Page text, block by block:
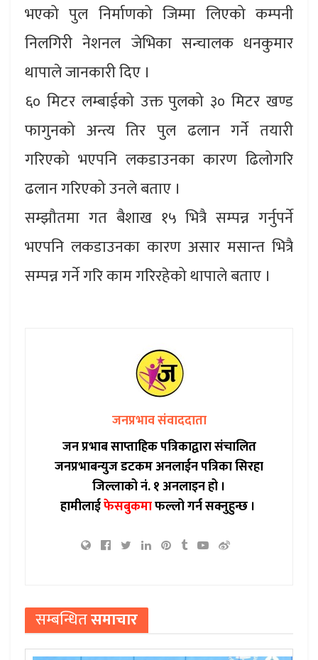
भएको पुल निर्माणको जिम्मा लिएको कम्पनी
निलगिरी नेशनल जेभिका सन्चालक धनकुमार
थापाले जानकारी दिए ।
६० मिटर लम्बाईको उक्त पुलको ३० मिटर खण्ड
फागुनको अन्त्य तिर पुल ढलान गर्ने तयारी
गरिएको भएपनि लकडाउनका कारण ढिलोगरि
ढलान गरिएको उनले बताए ।
सम्झौतमा गत बैशाख १५ भित्रै सम्पन्न गर्नुपर्ने
भएपनि लकडाउनका कारण असार मसान्त भित्रै
सम्पन्न गर्ने गरि काम गरिरहेको थापाले बताए ।
जनप्रभाव संवाददाता
जन प्रभाब साप्ताहिक पत्रिकाद्वारा संचालित
जनप्रभाबन्युज डटकम अनलाईन पत्रिका सिरहा
जिल्लाको नं. १ अनलाइन हो ।
हामीलाईफेसबुकमाफल्लो गर्न सक्नुहुन्छ ।
सम्बन्धितसमाचार